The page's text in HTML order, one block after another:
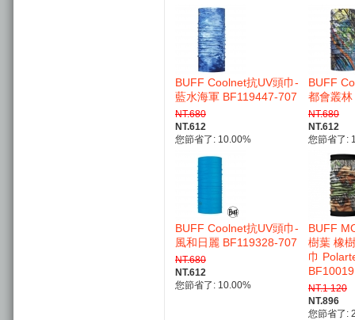
BUFF Coolnet抗UV頭巾-
藍水海軍 BF119447-707
NT.680
NT.612
您節省了: 10.00%
BUFF
都會叢
NT.680
NT.612
您節省了:
BUFF Coolnet抗UV頭巾-
風和日麗 BF119328-707
NT.680
NT.612
您節省了: 10.00%
BUFF
樹葉 橡
巾
NT.1 120
NT.896
您節省了: